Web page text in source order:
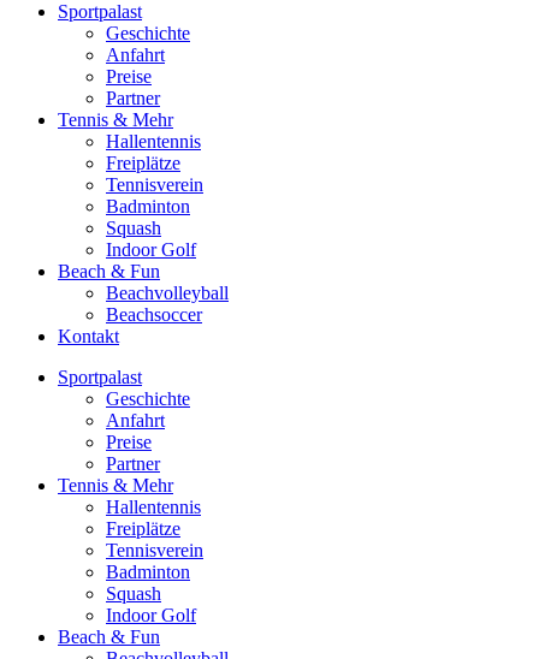
Sportpalast
Geschichte
Anfahrt
Preise
Partner
Tennis & Mehr
Hallentennis
Freiplätze
Tennisverein
Badminton
Squash
Indoor Golf
Beach & Fun
Beachvolleyball
Beachsoccer
Kontakt
Sportpalast
Geschichte
Anfahrt
Preise
Partner
Tennis & Mehr
Hallentennis
Freiplätze
Tennisverein
Badminton
Squash
Indoor Golf
Beach & Fun